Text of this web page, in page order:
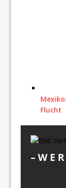
Flucht
– W Ε